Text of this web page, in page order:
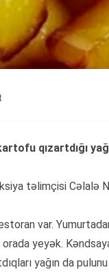
qızartdığı
təlimçisi Cəlalə
var.
orada yeyək.
yağın da